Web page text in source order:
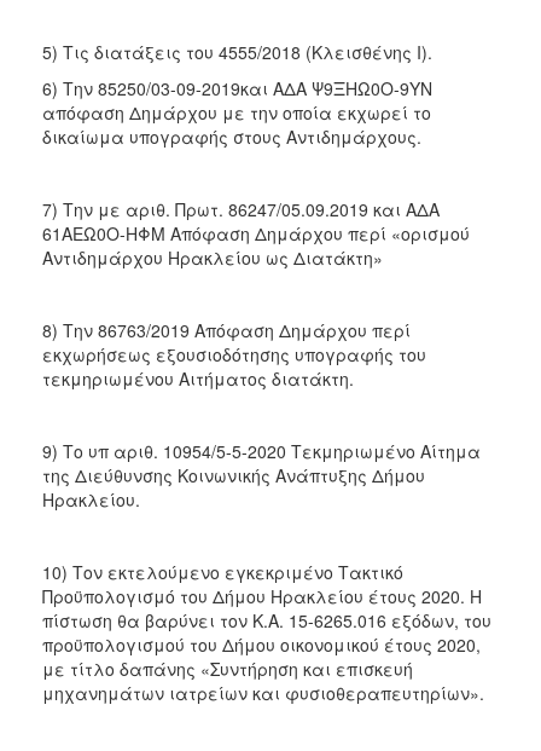
5) Τις διατάξεις του 4555/2018 (Κλεισθένης I).
6) Την 85250/03-09-2019και ΑΔΑ Ψ9ΞΗΩ0Ο-9ΥΝ
απόφαση Δημάρχου με την οποία εκχωρεί το
δικαίωμα υπογραφής στους Αντιδημάρχους.
7) Την με αριθ. Πρωτ. 86247/05.09.2019 και ΑΔΑ
61ΑΕΩ0Ο-ΗΦΜ Απόφαση Δημάρχου περί «ορισμού
Αντιδημάρχου Ηρακλείου ως Διατάκτη»
8) Την 86763/2019 Απόφαση Δημάρχου περί
εκχωρήσεως εξουσιοδότησης υπογραφής του
τεκμηριωμένου Αιτήματος διατάκτη.
9) Το υπ αριθ. 10954/5-5-2020 Τεκμηριωμένο Αίτημα
της Διεύθυνσης Κοινωνικής Ανάπτυξης Δήμου
Ηρακλείου.
10) Τον εκτελούμενο εγκεκριμένο Τακτικό
Προϋπολογισμό του Δήμου Ηρακλείου έτους 2020. Η
πίστωση θα βαρύνει τον Κ.Α. 15-6265.016 εξόδων, του
προϋπολογισμού του Δήμου οικονομικού έτους 2020,
με τίτλο δαπάνης «Συντήρηση και επισκευή
μηχανημάτων ιατρείων και φυσιοθεραπευτηρίων».